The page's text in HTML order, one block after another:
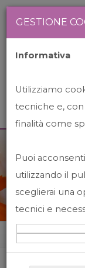
Home
GESTIONE
Informativa
Utilizziamo
tecniche e,
finalità come
Puoi
utilizzando il
sceglierai una
tecnici e